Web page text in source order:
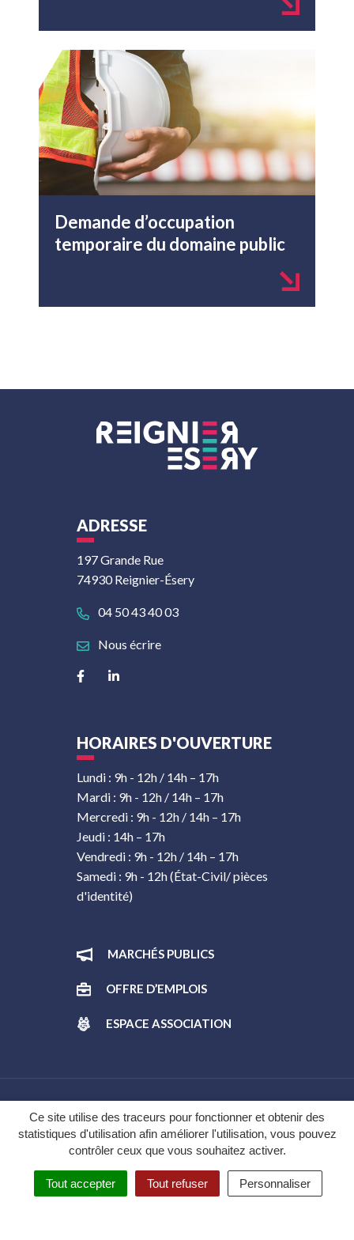
Ce site utilise des traceurs pour fonctionner et obtenir des
statistiques d'utilisation afin améliorer l'utilisation, vous pouvez
contrôler ceux que vous souhaitez activer.
Tout accepter Tout refuser Personnaliser
Demande d’occupation
temporaire du domaine public
ADRESSE
197 Grande Rue
74930 Reignier-Ésery
04 50 43 40 03
Nous écrire
Lien vers le compte Facebook
Lien vers le compte Linkedin
HORAIRES D'OUVERTURE
Lundi : 9h - 12h / 14h – 17h
Mardi : 9h - 12h / 14h – 17h
Mercredi : 9h - 12h / 14h – 17h
Jeudi : 14h – 17h
Vendredi : 9h - 12h / 14h – 17h
Samedi : 9h - 12h (État-Civil/ pièces
d'identité)
MARCHÉS PUBLICS
OFFRE D’EMPLOIS
ESPACE ASSOCIATION
Gestion des cookies
Plan du site
Mentions légales
Politique de confidentialité